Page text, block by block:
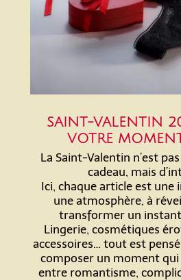
SAINT-VALENTIN
VOTRE
La Saint-Valentin n’est
cadeau, mais
Ici, chaque article est une
une atmosphère, à
transformer un
Lingerie, cosmétiques
accessoires… tout est
composer un moment qui
entre romantisme,